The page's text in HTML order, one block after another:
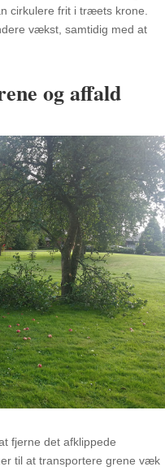
cirkulere frit i træets krone.
vækst, samtidig med at
og affald
fjerne det afklippede
til at transportere grene væk